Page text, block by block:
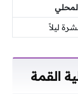
ليلاً
القمة